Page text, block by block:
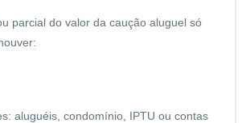
parcial do valor da caução aluguel só
aluguéis, condomínio, IPTU ou contas